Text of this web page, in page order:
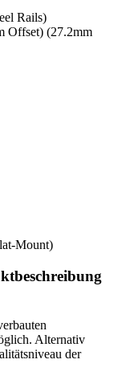
Rails)
Offset) (27.2mm
Mount)
Alternativ
der